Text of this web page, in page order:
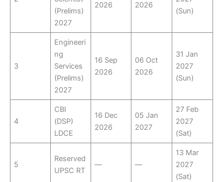
(Prelims)
2027
2026 2026
(Sun)
3
Engineeri
ng
Services
(Prelims)
2027
16 Sep
2026
06 Oct
2026
31 Jan
2027
(Sun)
4
CBI
(DSP)
LDCE
16 Dec
2026
05 Jan
2027
27 Feb
2027
(Sat)
5
Reserved
UPSC RT
— —
13 Mar
2027
(Sat)